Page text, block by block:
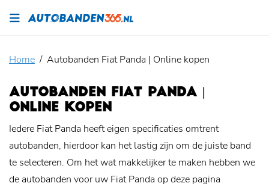
Home Autobanden Fiat Panda | Online kopen
AUTOBANDEN FIAT PANDA |
ONLINE KOPEN
Iedere Fiat Panda heeft eigen specificaties omtrent
autobanden, hierdoor kan het lastig zijn om de juiste band
te selecteren. Om het wat makkelijker te maken hebben we
de autobanden voor uw Fiat Panda op deze pagina